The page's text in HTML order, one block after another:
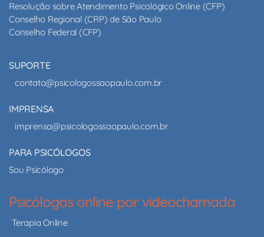
Resolução sobre Atendimento Psicológico Online (CFP)
Conselho Regional (CRP) de São Paulo
Conselho Federal (CFP)
SUPORTE
contato@psicologossaopaulo.com.br
IMPRENSA
imprensa@psicologossaopaulo.com.br
PARA PSICÓLOGOS
Sou Psicólogo
Psicólogos online por videochamada
Terapia Online